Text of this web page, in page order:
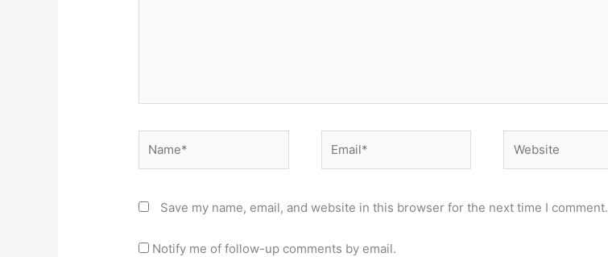
Save my name, email, and website in this browser for the next time I comment.
Notify me of follow-up comments by email.